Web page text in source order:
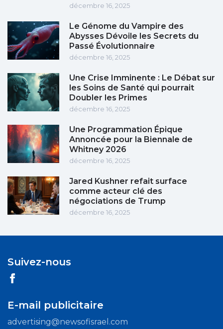
décembre 16, 2025
Le Génome du Vampire des
Abysses Dévoile les Secrets du
Passé Évolutionnaire
décembre 16, 2025
Une Crise Imminente : Le Débat sur
les Soins de Santé qui pourrait
Doubler les Primes
décembre 16, 2025
Une Programmation Épique
Annoncée pour la Biennale de
Whitney 2026
décembre 16, 2025
Jared Kushner refait surface
comme acteur clé des
négociations de Trump
décembre 16, 2025
Suivez-nous
E-mail publicitaire
advertising@newsofisrael.com